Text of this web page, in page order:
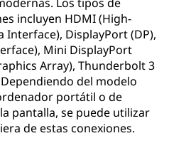
incluyen HDMI (High-
DisplayPort (DP),
Mini DisplayPort
Array), Thunderbolt 3
del modelo
portátil o de
pantalla, se puede utilizar
de estas conexiones.